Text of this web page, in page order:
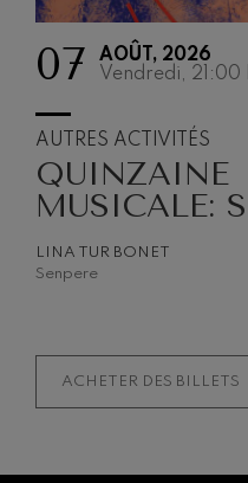
07
AOÛT, 2026
Vendredi, 21:00
AUTRES ACTIVITÉS
QUINZAINE
MUSICALE:
LINA TUR BONET
Senpere
ACHETER DES BILLETS